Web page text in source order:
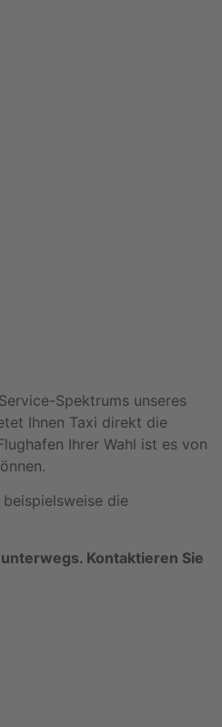
Spektrums unseres
Ihnen Taxi direkt die
Ihrer Wahl ist es von
die
Kontaktieren Sie